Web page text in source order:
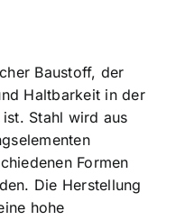
Baustoff, der
Haltbarkeit in der
Stahl wird aus
Formen
Die Herstellung
hohe